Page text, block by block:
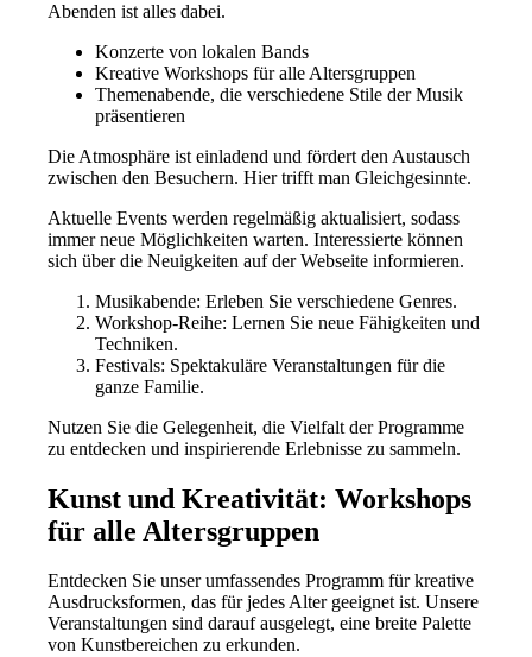
Abenden ist alles dabei.
Konzerte von lokalen Bands
Kreative Workshops für alle Altersgruppen
Themenabende, die verschiedene Stile der Musik
präsentieren
Die Atmosphäre ist einladend und fördert den Austausch
zwischen den Besuchern. Hier trifft man Gleichgesinnte.
Aktuelle Events werden regelmäßig aktualisiert, sodass
immer neue Möglichkeiten warten. Interessierte können
sich über die Neuigkeiten auf der Webseite informieren.
Musikabende: Erleben Sie verschiedene Genres.
Workshop-Reihe: Lernen Sie neue Fähigkeiten und
Techniken.
Festivals: Spektakuläre Veranstaltungen für die
ganze Familie.
Nutzen Sie die Gelegenheit, die Vielfalt der Programme
zu entdecken und inspirierende Erlebnisse zu sammeln.
Kunst und Kreativität: Workshops
für alle Altersgruppen
Entdecken Sie unser umfassendes Programm für kreative
Ausdrucksformen, das für jedes Alter geeignet ist. Unsere
Veranstaltungen sind darauf ausgelegt, eine breite Palette
von Kunstbereichen zu erkunden.